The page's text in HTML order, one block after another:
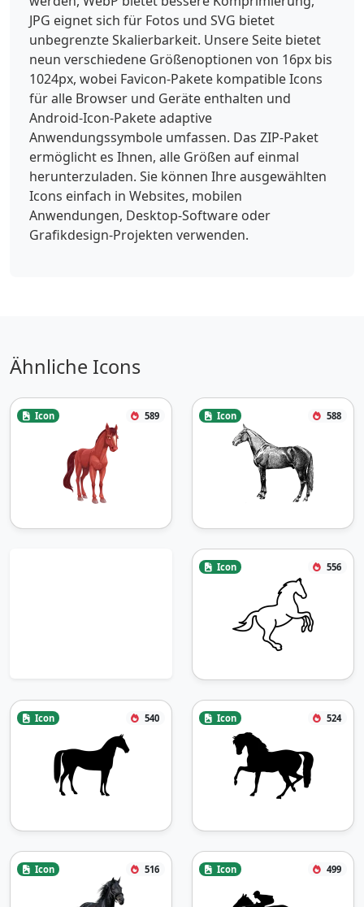
JPG eignet sich für Fotos und SVG bietet
unbegrenzte Skalierbarkeit. Unsere Seite bietet
neun verschiedene Größenoptionen von 16px bis
1024px, wobei Favicon-Pakete kompatible Icons
für alle Browser und Geräte enthalten und
Android-Icon-Pakete adaptive
Anwendungssymbole umfassen. Das ZIP-Paket
ermöglicht es Ihnen, alle Größen auf einmal
herunterzuladen. Sie können Ihre ausgewählten
Icons einfach in Websites, mobilen
Anwendungen, Desktop-Software oder
Grafikdesign-Projekten verwenden.
Ähnliche Icons
Icon 589 Icon 588
Icon 556
Icon 540 Icon 524
Icon 516 Icon 499